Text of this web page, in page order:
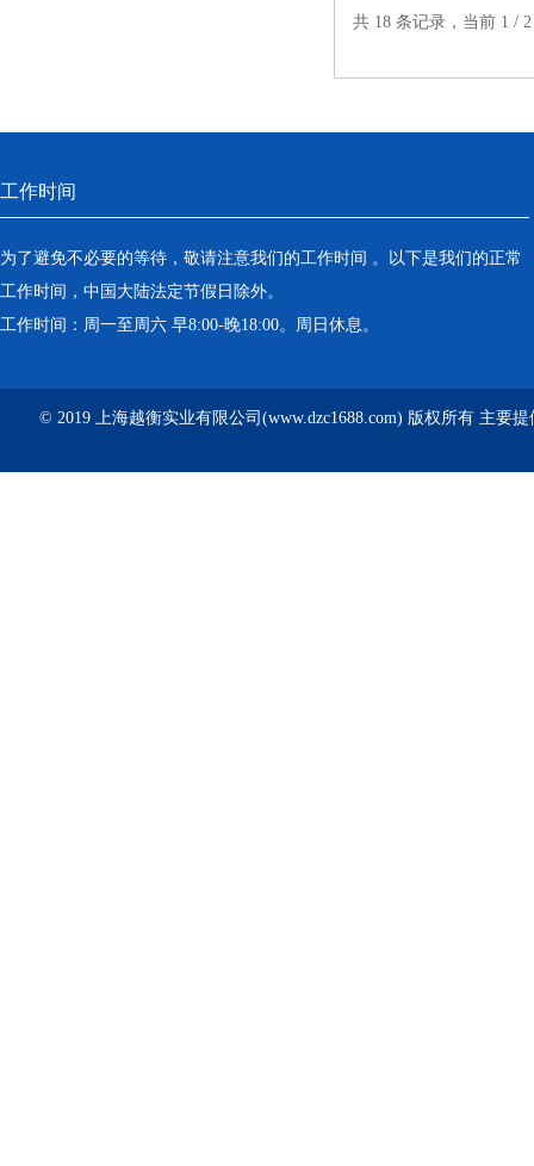
共 18 条记录，当前 1
工作时间
为了避免不必要的等待，敬请注意我们的工作时间 。以下是我们的正常
工作时间，中国大陆法定节假日除外。
工作时间：周一至周六 早8:00-晚18:00。周日休息。
© 2019 上海越衡实业有限公司(www.dzc1688.com) 版权所有 主要提